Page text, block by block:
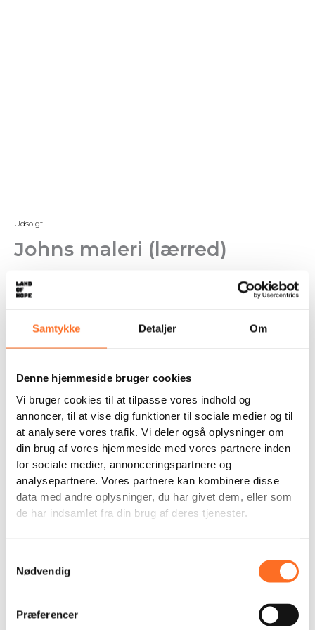
Samtykke Detaljer Om
Denne hjemmeside bruger cookies
Vi bruger cookies til at tilpasse vores indhold og
annoncer, til at vise dig funktioner til sociale medier og til
at analysere vores trafik. Vi deler også oplysninger om
din brug af vores hjemmeside med vores partnere inden
for sociale medier, annonceringspartnere og
analysepartnere. Vores partnere kan kombinere disse
data med andre oplysninger, du har givet dem, eller som
de har indsamlet fra din brug af deres tjenester.
Nødvendig
Præferencer
Udsolgt
Johns maleri (lærred)
500,00
Malet af John, der bor på Land of Hope.
✓ Originalt maleri
✓ Lærred 93 x 46 cm
✓ Akrylmaling
Ikke på lager
Support the children Save lives Wear your support
Dette maleri er skabt af John, som Land of Hope
Det var en meget varm dag midt i tørkesæsonen. David